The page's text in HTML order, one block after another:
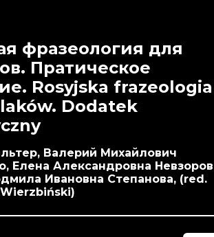
фразеология для
Пратическое
Rosyjska frazeologia
Dodatek
Валерий Михайлович
Елена Александровна
Ивановна Степанова, (red.
Wierzbiński)